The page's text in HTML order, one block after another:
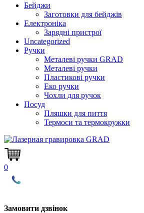
Бейджи
Заготовки для бейджів
Електроніка
Зарядні пристрої
Uncategorized
Ручки
Металеві ручки GRAD
Металеві ручки
Пластикові ручки
Еко ручки
Чохли для ручок
Посуд
Пляшки для пиття
Термоси та термокружки
0
Замовити дзвінок